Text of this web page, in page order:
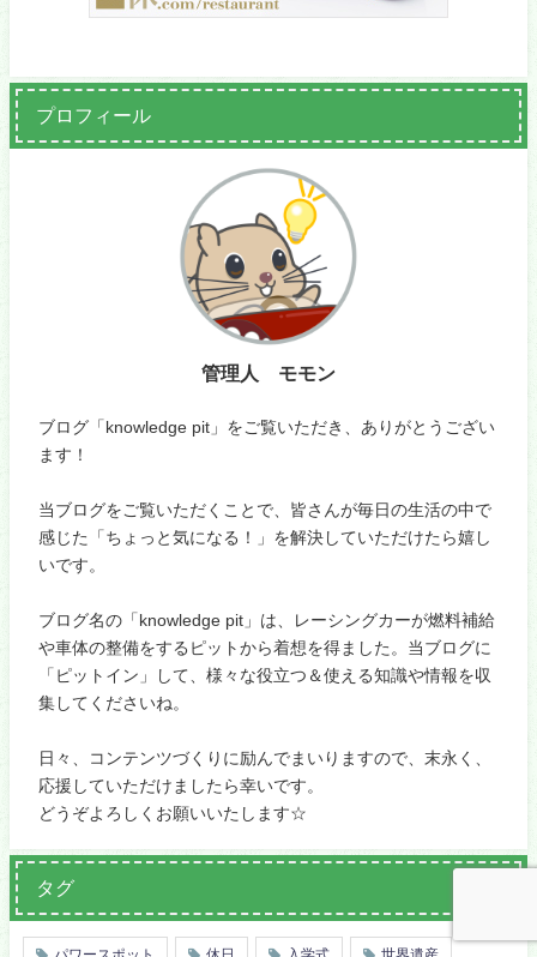
プロフィール
管理人 モモン
ブログ「knowledge pit」をご覧いただき、ありがとうござい
ます！
当ブログをご覧いただくことで、皆さんが毎日の生活の中で
感じた「ちょっと気になる！」を解決していただけたら嬉し
いです。
ブログ名の「knowledge pit」は、レーシングカーが燃料補給
や車体の整備をするピットから着想を得ました。当ブログに
「ピットイン」して、様々な役立つ＆使える知識や情報を収
集してくださいね。
日々、コンテンツづくりに励んでまいりますので、末永く、
応援していただけましたら幸いです。
どうぞよろしくお願いいたします☆
タグ
パワースポット 休日 入学式 世界遺産